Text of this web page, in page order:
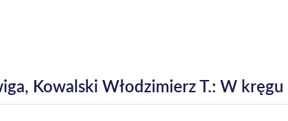
Kowalski Włodzimierz T.: W